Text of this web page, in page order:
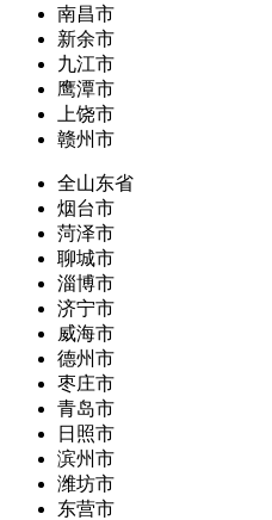
南昌市
新余市
九江市
鹰潭市
上饶市
赣州市
全山东省
烟台市
菏泽市
聊城市
淄博市
济宁市
威海市
德州市
枣庄市
青岛市
日照市
滨州市
潍坊市
东营市